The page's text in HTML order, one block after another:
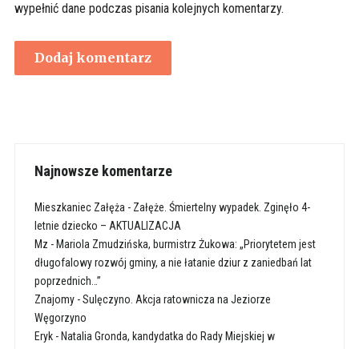
wypełnić dane podczas pisania kolejnych komentarzy.
Najnowsze komentarze
Mieszkaniec Załęża - Załęże. Śmiertelny wypadek. Zginęło 4-
letnie dziecko – AKTUALIZACJA
Mz - Mariola Zmudzińska, burmistrz Żukowa: „Priorytetem jest
długofalowy rozwój gminy, a nie łatanie dziur z zaniedbań lat
poprzednich…”
Znajomy-Sulęczyno. Akcja ratownicza na Jeziorze
Węgorzyno
Eryk- Natalia Gronda, kandydatka do Rady Miejskiej w